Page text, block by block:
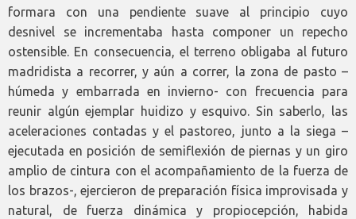
formara con una pendiente suave al principio cuyo
desnivel se incrementaba hasta componer un repecho
ostensible. En consecuencia, el terreno obligaba al futuro
madridista a recorrer, y aún a correr, la zona de pasto –
húmeda y embarrada en invierno- con frecuencia para
reunir algún ejemplar huidizo y esquivo. Sin saberlo, las
aceleraciones contadas y el pastoreo, junto a la siega –
ejecutada en posición de semiflexión de piernas y un giro
amplio de cintura con el acompañamiento de la fuerza de
los brazos-, ejercieron de preparación física improvisada y
natural, de fuerza dinámica y propiocepción, habida